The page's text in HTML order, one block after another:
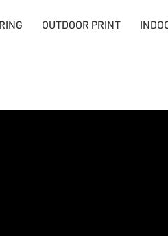
OUTDOOR PRINT